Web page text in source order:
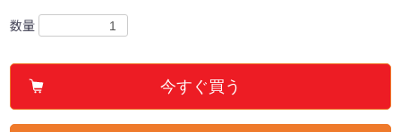
数量
今すぐ買う